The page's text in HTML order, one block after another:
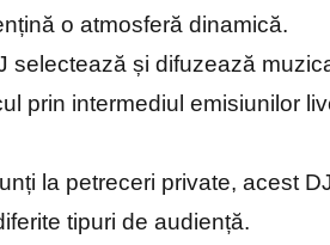
o atmosferă dinamică.
selectează și difuzează
prin intermediul emisiunilor
la petreceri private, acest
tipuri de audiență.